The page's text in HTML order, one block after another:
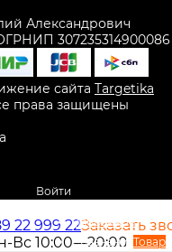
Александрович
307235314900086
сайта Targetika
права защищены
Войти
Избранное
Сравнение Товар
22 999 22Заказать
Вс 10:00—20:00